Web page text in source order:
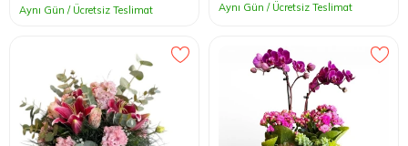
Aynı Gün / Ücretsiz Teslimat Aynı Gün / Ücretsiz Teslimat